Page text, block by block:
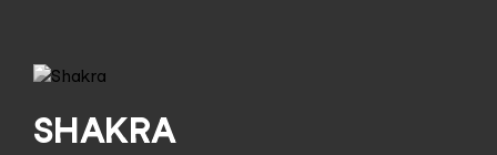
SHAKRA